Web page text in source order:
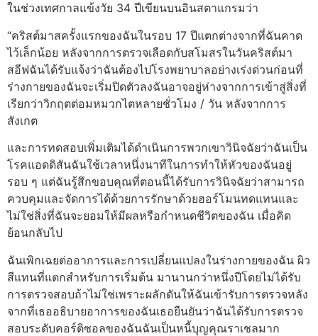
ในช่วงเทศกาลแข้งวัย 34 ปีเขียนบนอินสตาแกรมว่า
“คริสต์มาสครั้งแรกของฉันในรอบ 17 ปีแตกต่างจากที่ฉันคาด
ไว้เล็กน้อย หลังจากการตรวจเลือดกับสโมสรในวันคริสต์มา
สอีฟฉันได้รับแจ้งว่าฉันต้องไปโรงพยาบาลอย่างเร่งด่วนก่อนที่
ร่างกายของฉันจะเริ่มปิดตัวลงฉันอาจอยู่ห่างจากการเข้าสู่สิ่งที่
เรียกว่าวิกฤตต่อมหมวกไตหลายชั่วโมง / วัน หลังจากการ
สังเกต
และการทดสอบเพิ่มเติมได้ดําเนินการพวกเขาวินิจฉัยว่าฉันเป็น
โรคแอดดิสันฉันใช้เวลาหนึ่งนาทีในการทําให้หัวของฉันอยู่
รอบ ๆ แต่ฉันรู้สึกขอบคุณที่ตอนนี้ได้รับการวินิจฉัยว่าสามารถ
ควบคุมและจัดการได้ด้วยการรักษาด้วยฮอร์โมนทดแทนและ
ไม่ใช่สิ่งที่ฉันจะยอมให้มีผลหรือกําหนดชีวิตของฉัน เมื่อคิด
ย้อนกลับไป
ฉันเพิกเฉยต่ออาการและการเปลี่ยนแปลงในร่างกายของฉัน ผิว
สีแทนที่แตกสําหรับการเริ่มต้น มานานกว่าหนึ่งปีโดยไม่ได้รับ
การตรวจสอบถ้าไม่ใช่เพราะผลักดันให้ฉันเข้ารับการตรวจหลัง
จากที่เธออธิบายอาการของฉันเธอยืนยันว่าฉันได้รับการตรวจ
สอบระดับคอร์ติซอลของฉันฉันเป็นหนี้บุญคุณราเชลมาก